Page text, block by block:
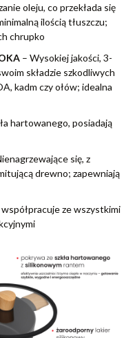
oleju, co przekłada się
ilością tłuszczu;
chrupko
– Wysokiej jakości, 3-
składzie szkodliwych
kadm czy ołów; idealna
hartowanego, posiadają
się, z
drewno; zapewniają
ze wszystkimi